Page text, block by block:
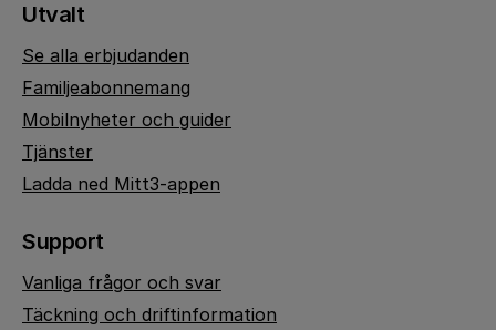
Utvalt
Se alla erbjudanden
Familjeabonnemang
Mobilnyheter och guider
Tjänster
Ladda ned Mitt3-appen
Support
Vanliga frågor och svar
Täckning och driftinformation